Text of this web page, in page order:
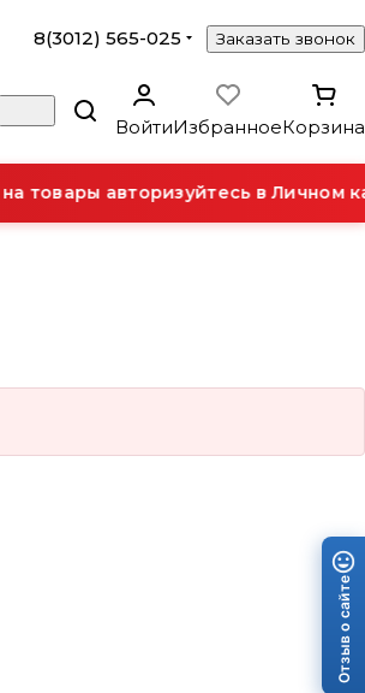
8(3012) 565-025 Заказать звонок
ВойтиИзбранноеКорзина
товары авторизуйтесь в Личном
Отзыв о сайте